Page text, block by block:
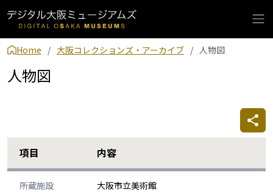
Home 大阪コレクションズ・アーカイブ 人物図
人物図
項目 内容
所蔵施設 大阪市立美術館